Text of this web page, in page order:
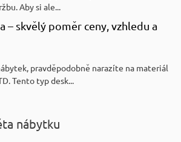
Aby si ale...
– skvělý poměr ceny, vzhledu a
pravděpodobně narazíte na materiál
Tento typ desk...
nábytku